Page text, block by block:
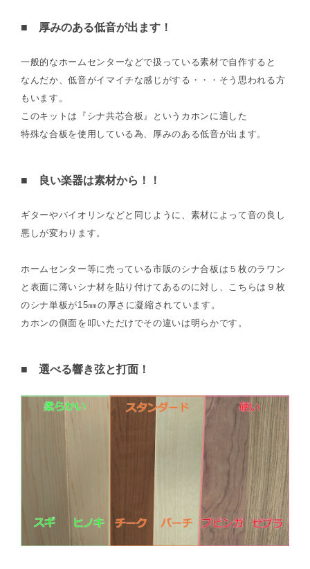
■ 厚みのある低音が出ます！
一般的なホームセンターなどで扱っている素材で自作すると
なんだか、低音がイマイチな感じがする・・・そう思われる方
もいます。
このキットは『シナ共芯合板』というカホンに適した
特殊な合板を使用している為、厚みのある低音が出ます。
■ 良い楽器は素材から！！
ギターやバイオリンなどと同じように、素材によって音の良し
悪しが変わります。
ホームセンター等に売っている市販のシナ合板は５枚のラワン
と表面に薄いシナ材を貼り付けてあるのに対し、こちらは９枚
のシナ単板が15㎜の厚さに凝縮されています。
カホンの側面を叩いただけでその違いは明らかです。
■ 選べる響き弦と打面！